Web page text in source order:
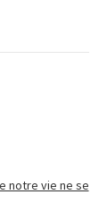
notre vie ne se